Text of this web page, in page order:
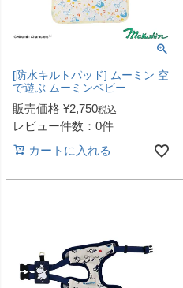
[防水キルトパッド] ムーミン 空
で遊ぶ ムーミンベビー
販売価格 ¥2,750税込
レビュー件数：0件
カートに入れる